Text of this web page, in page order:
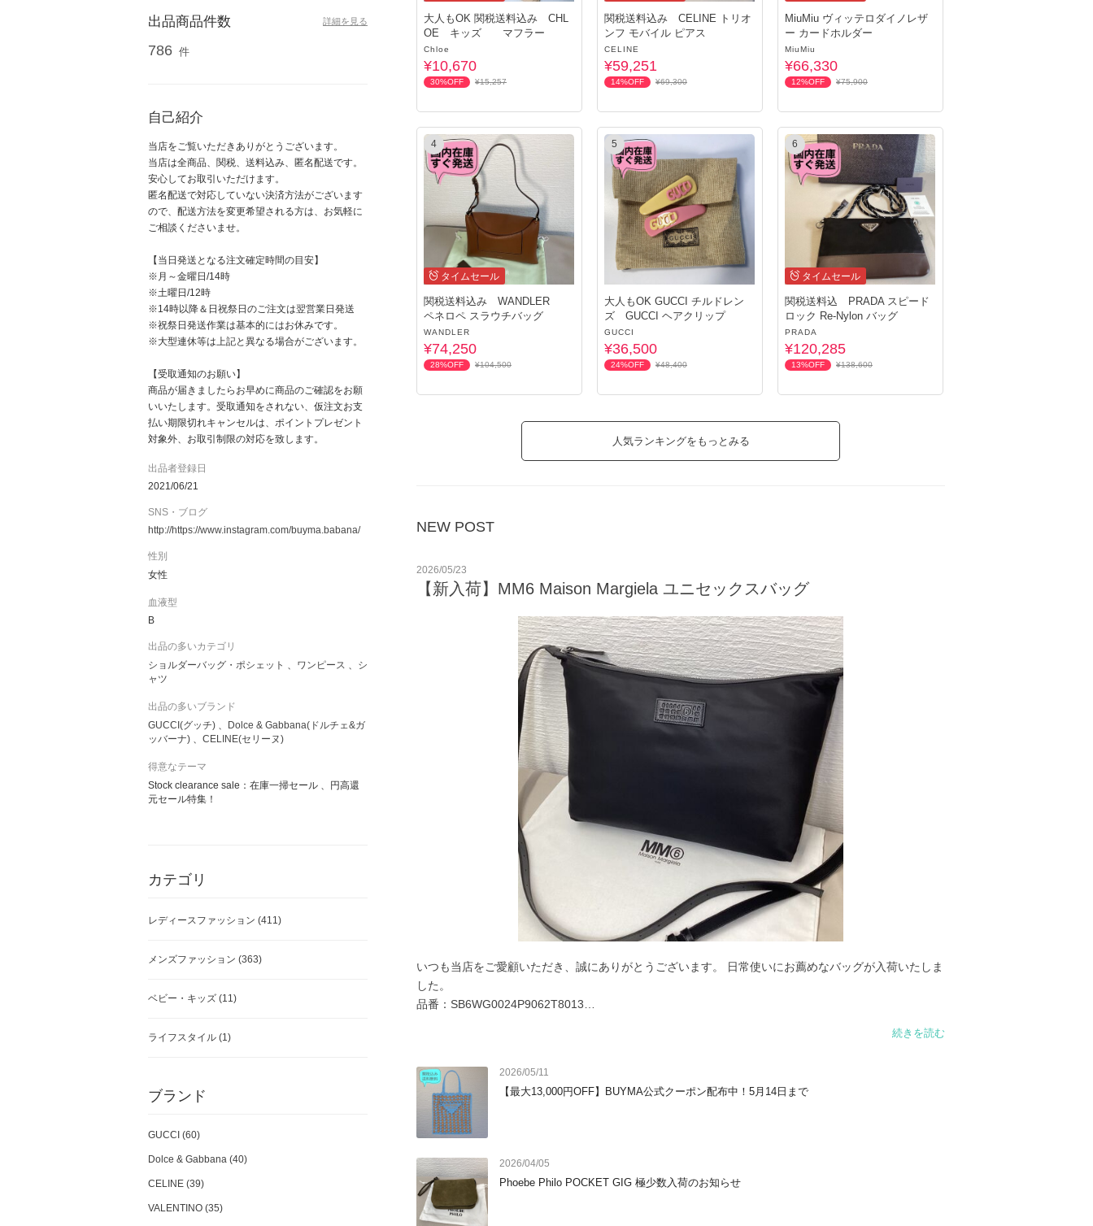
出品商品件数 詳細を見る
786 件
自己紹介
当店をご覧いただきありがとうございます。
当店は全商品、関税、送料込み、匿名配送です。
安心してお取引いただけます。
匿名配送で対応していない決済方法がございます
ので、配送方法を変更希望される方は、お気軽に
ご相談くださいませ。
【当日発送となる注文確定時間の目安】
※月～金曜日/14時
※土曜日/12時
※14時以降＆日祝祭日のご注文は翌営業日発送
※祝祭日発送作業は基本的にはお休みです。
※大型連休等は上記と異なる場合がございます。
【受取通知のお願い】
商品が届きましたらお早めに商品のご確認をお願
いいたします。受取通知をされない、仮注文お支
払い期限切れキャンセルは、ポイントプレゼント
対象外、お取引制限の対応を致します。
出品者登録日
2021/06/21
SNS・ブログ
http://https://www.instagram.com/buyma.babana/
性別
女性
血液型
B
出品の多いカテゴリ
ショルダーバッグ・ポシェット
ワンピース
シ
ャツ
出品の多いブランド
GUCCI(グッチ)
Dolce & Gabbana(ドルチェ&ガ
ッバーナ)
CELINE(セリーヌ)
得意なテーマ
Stock clearance sale：在庫一掃セール 、円高還
元セール特集！
カテゴリ
レディースファッション (411)
メンズファッション (363)
ベビー・キッズ (11)
ライフスタイル (1)
ブランド
GUCCI (60)
Dolce & Gabbana (40)
CELINE (39)
VALENTINO (35)
大人もOK 関税送料込み CHL
OE キッズ マフラー
Chloe
¥10,670
30%OFF ¥15,257
関税送料込み CELINE トリオ
ンフ モバイル ピアス
CELINE
¥59,251
14%OFF ¥69,300
MiuMiu ヴィッテロダイノレザ
ー カードホルダー
MiuMiu
¥66,330
12%OFF ¥75,900
4
タイムセール
関税送料込み WANDLER
ペネロペ スラウチバッグ
WANDLER
¥74,250
28%OFF ¥104,500
5
大人もOK GUCCI チルドレン
ズ GUCCI ヘアクリップ
GUCCI
¥36,500
24%OFF ¥48,400
6
タイムセール
関税送料込 PRADA スピード
ロック Re-Nylon バッグ
PRADA
¥120,285
13%OFF ¥138,600
人気ランキングをもっとみる
NEW POST
2026/05/23
【新入荷】MM6 Maison Margiela ユニセックスバッグ
いつも当店をご愛顧いただき、誠にありがとうございます。 日常使いにお薦めなバッグが入荷いたしま
した。
品番：SB6WG0024P9062T8013
アできるのも嬉しいポイントです。
■ 春夏のコーディネートに最適
軽やかな印象で、これからの暖かい季節のスタイリングに自然に馴染みます。Tシャツ×デニムのシンプ
ルなスタイルも、このバッグ一つで洗練された印象に。
MM6らしいモダンなデザインと、日常使いに十分な収納力を兼ね備えています。通勤、休日のお出か
け、旅行まで幅広いシーンで活躍します。
さらに、現在タイムセール中ですのでお得にご購入いただけます。
続きを読む
2026/05/11
【最大13,000円OFF】BUYMA公式クーポン配布中！5月14日まで
2026/04/05
Phoebe Philo POCKET GIG 極少数入荷のお知らせ